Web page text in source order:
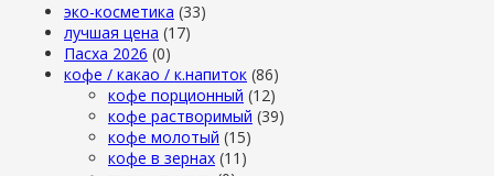
эко-косметика (33)
лучшая цена (17)
Пасха 2026 (0)
кофе / какао / к.напиток (86)
кофе порционный (12)
кофе растворимый (39)
кофе молотый (15)
кофе в зернах (11)